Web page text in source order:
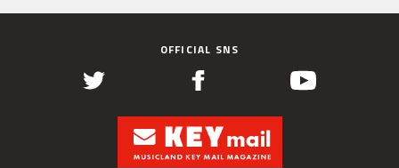
OFFICIAL SNS